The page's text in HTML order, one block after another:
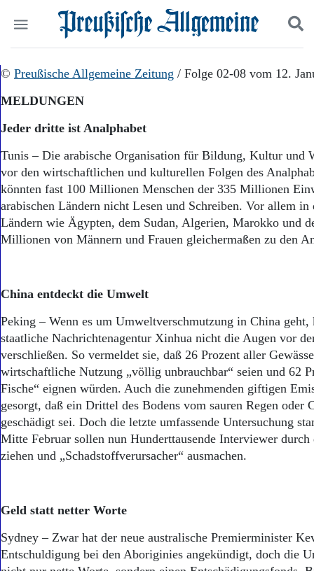
Wer wir sind
Aktuelle Ausgabe
Abonnenten-Login
Abonnent werden
Abo Prämien
Archiv
Mediadaten
Politik
Gesellschaft
Leben
Geschichte
Ostpreußen
Pommern
Berlin-Brandenburg
Schlesien
Danzig und Westpreußen
Kontakt
Impressum
Datenschutz
Suchen und finden
© Preußische Allgemeine Zeitung / Folge 02-08 vom 12.
MELDUNGEN
Jeder dritte ist Analphabet
Tunis – Die arabische Organisation für Bildung, Kultur und
vor den wirtschaftlichen und kulturellen Folgen des
könnten fast 100 Millionen Menschen der 335 Millionen
arabischen Ländern nicht Lesen und Schreiben. Vor allem
Ländern wie Ägypten, dem Sudan, Algerien, Marokko und
Millionen von Männern und Frauen gleichermaßen zu den
China entdeckt die Umwelt
Peking – Wenn es um Umweltverschmutzung in China geht,
staatliche Nachrichtenagentur Xinhua nicht die Augen vor
verschließen. So vermeldet sie, daß 26 Prozent aller
wirtschaftliche Nutzung „völlig unbrauchbar“ seien und 62
Fische“ eignen würden. Auch die zunehmenden giftigen
gesorgt, daß ein Drittel des Bodens vom sauren Regen oder
geschädigt sei. Doch die letzte umfassende Untersuchung
Mitte Februar sollen nun Hunderttausende Interviewer
ziehen und „Schadstoffverursacher“ ausmachen.
Geld statt netter Worte
Sydney – Zwar hat der neue australische Premierminister
Entschuldigung bei den Aboriginies angekündigt, doch die